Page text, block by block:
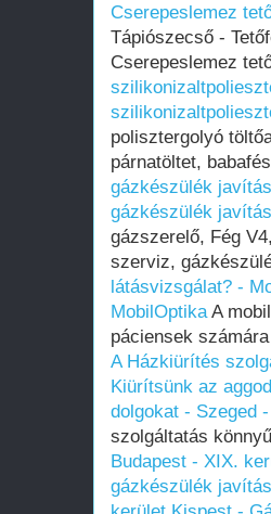
Cserepeslemez
Tápiószecső -
Cserepeslemez
polisztergolyó
párnatöltet,
gázkészülék
gázkészülék
gázszerelő, Fég
szerviz,
látásvizsgálat? -
MobilOptikaA
páciensek
A Házkiürítés
Kiürítsünk az
dolgokat - Szeged
szolgáltatás
Budapest - XIX.
gázkészülék